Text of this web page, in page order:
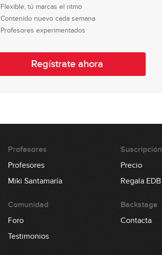
Flexible, tú marcas el ritmo
Contenido nuevo cada semana
Profesores experimentados
Regístrate ahora
Profesores
Profesores
Miki Santamaría
Comunidad
Foro
Testimonios
Suscripción
Precio
Regala EDB
Backstage
Contacta